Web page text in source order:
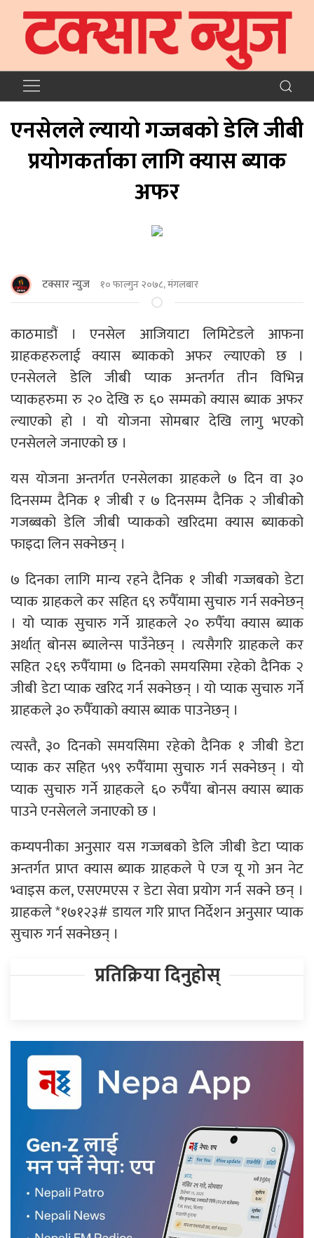
एनसेलले ल्यायो गज्जबको डेलि जीबी
प्रयोगकर्ताका लागि क्यास ब्याक
अफर
टक्सार न्युज १० फाल्गुन २०७८, मंगलबार
काठमाडौं । एनसेल आजियाटा लिमिटेडले आफना
ग्राहकहरुलाई क्यास ब्याकको अफर ल्याएको छ ।
एनसेलले डेलि जीबी प्याक अन्तर्गत तीन विभिन्न
प्याकहरुमा रु २० देखि रु ६० सम्मको क्यास ब्याक अफर
ल्याएको हो । यो योजना सोमबार देखि लागु भएको
एनसेलले जनाएको छ ।
यस योजना अन्तर्गत एनसेलका ग्राहकले ७ दिन वा ३०
दिनसम्म दैनिक १ जीबी र ७ दिनसम्म दैनिक २ जीबीकोे
गजब्बको डेलि जीबी प्याकको खरिदमा क्यास ब्याकको
फाइदा लिन सक्नेछन् ।
७ दिनका लागि मान्य रहने दैनिक १ जीबी गज्जबको डेटा
प्याक ग्राहकले कर सहित ६९ रुपैँयामा सुचारु गर्न सक्नेछन्
। यो प्याक सुचारु गर्ने ग्राहकले २० रुपैँया क्यास ब्याक
अर्थात् बोनस ब्यालेन्स पाउँनेछन् । त्यसैगरि ग्राहकले कर
सहित २६९ रुपैँयामा ७ दिनको समयसिमा रहेको दैनिक २
जीबी डेटा प्याक खरिद गर्न सक्नेछन् । यो प्याक सुचारु गर्ने
ग्राहकले ३० रुपैँयाको क्यास ब्याक पाउनेछन् ।
त्यस्तै, ३० दिनको समयसिमा रहेको दैनिक १ जीबी डेटा
प्याक कर सहित ५९९ रुपैँयामा सुचारु गर्न सक्नेछन् । यो
प्याक सुचारु गर्ने ग्राहकले ६० रुपैँया बोनस क्यास ब्याक
पाउने एनसेलले जनाएको छ ।
कम्यपनीका अनुसार यस गज्जबको डेलि जीबी डेटा प्याक
अन्तर्गत प्राप्त क्यास ब्याक ग्राहकले पे एज यू गो अन नेट
भ्वाइस कल, एसएमएस र डेटा सेवा प्रयोग गर्न सक्ने छन् ।
ग्राहकले *१७१२३# डायल गरि प्राप्त निर्देशन अनुसार प्याक
सुचारु गर्न सक्नेछन् ।
प्रतिक्रिया दिनुहोस्